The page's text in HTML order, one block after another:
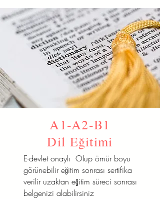
A1-A2-B1
Dil Eğitimi
E-devlet onaylı Olup ömür boyu
görünebilir eğitim sonrası sertifika
verilir uzaktan eğitim süreci sonrası
belgenizi alabilirsiniz